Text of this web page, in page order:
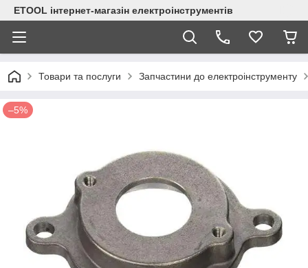
ETOOL інтернет-магазін електроінструментів
Товари та послуги Запчастини до електроінструменту
–5%